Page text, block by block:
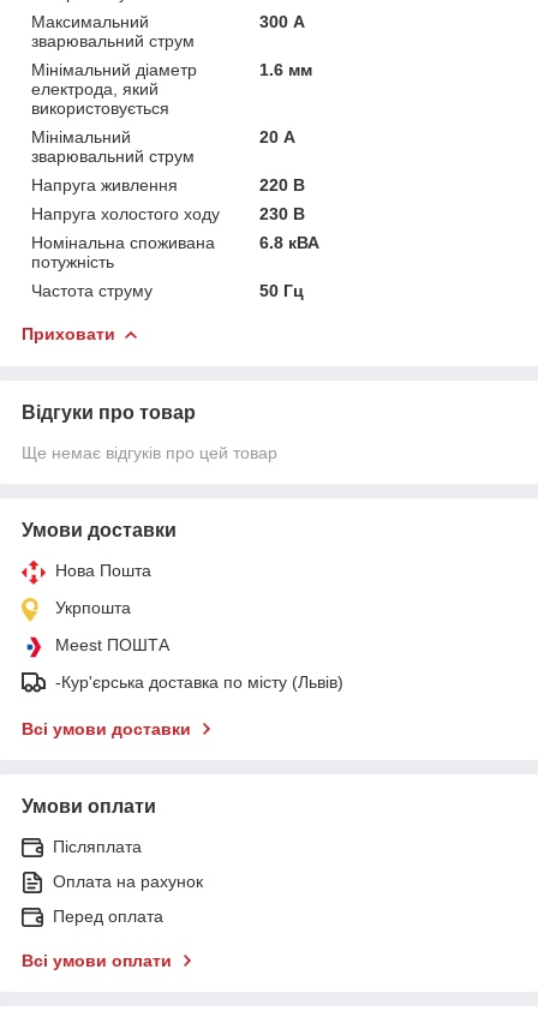
Максимальний
зварювальний струм
300 А
Мінімальний діаметр
електрода, який
використовується
1.6 мм
Мінімальний
зварювальний струм
20 А
Напруга живлення
220 В
Напруга холостого ходу
230 В
Номінальна споживана
потужність
6.8 кВА
Частота струму 50 Гц
Приховати
Відгуки про товар
Ще немає відгуків про цей товар
Умови доставки
Нова Пошта
Укрпошта
Meest ПОШТА
-Кур'єрська доставка по місту (Львів)
Всі умови доставки
Умови оплати
Післяплата
Оплата на рахунок
Перед оплата
Всі умови оплати